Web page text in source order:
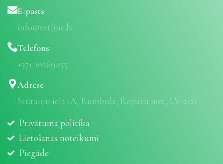
E-pasts
info@vetline.lv
Telefons
+371 20269055
Adrese
Stūraiņu iela 1A, Rumbula, Ropažu nov., LV-2121
Privātuma politika
Lietošanas noteikumi
Piegāde